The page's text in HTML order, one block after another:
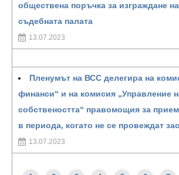
обществена поръчка за изграждане
съдебната палата
13.07.2023
Пленумът на ВСС делегира на
финанси“ и на комисия „Управление
собствеността“ правомощия за
в периода, когато не се провеждат
13.07.2023